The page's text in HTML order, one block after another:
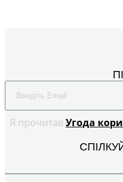
Я прочитав Угода